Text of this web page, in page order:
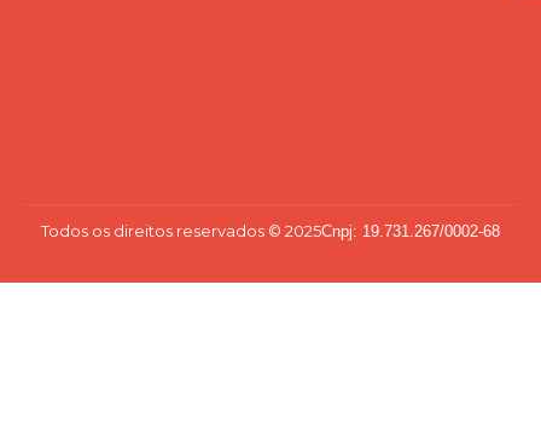
Todos os direitos reservados © 2025Cnpj: 19.731.267/0002-68